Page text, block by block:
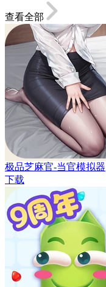
查看全部
极品芝麻官-当官模拟器
下载